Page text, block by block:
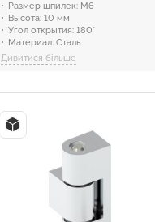
Размер шпилек: M6
Высота: 10 мм
Угол открытия: 180°
Материал: Сталь
Покрытие:Цинк
Отрасли:Промышленность и
Дивитися більше